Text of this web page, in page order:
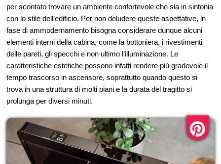
per scontato trovare un ambiente confortevole che sia in sintonia
con lo stile dell’edificio. Per non deludere queste aspettative, in
fase di ammodernamento bisogna considerare dunque alcuni
elementi interni della cabina, come la bottoniera, i rivestimenti
delle pareti, gli specchi e non ultimo l’illuminazione. Le
caratteristiche estetiche possono infatti rendere più gradevole il
tempo trascorso in ascensore, soprattutto quando questo si
trova in una struttura di molti piani e la durata del tragitto si
prolunga per diversi minuti.